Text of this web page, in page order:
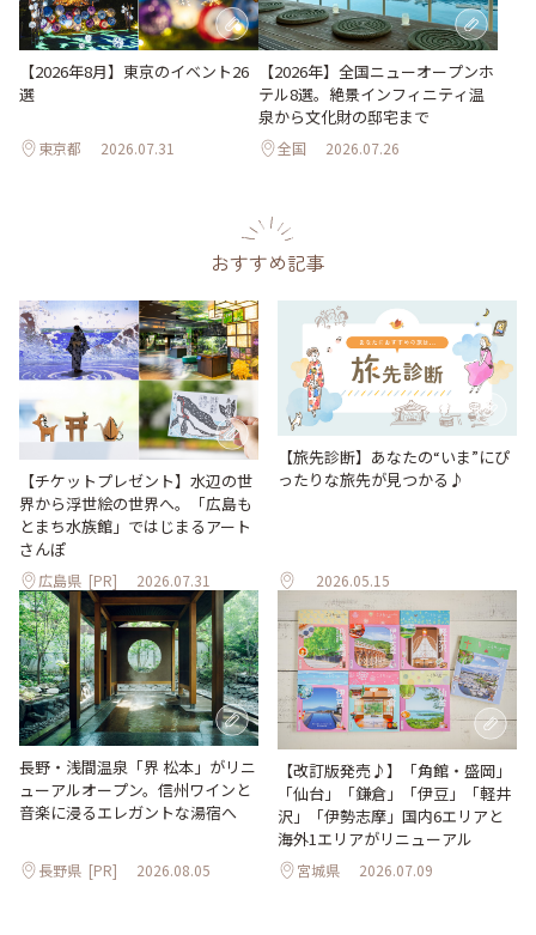
【2026年8月】東京のイベント26
選
東京都 2026.07.31
【2026年】全国ニューオープンホ
テル8選。絶景インフィニティ温
泉から文化財の邸宅まで
全国 2026.07.26
おすすめ記事
【チケットプレゼント】水辺の世
界から浮世絵の世界へ。「広島も
とまち水族館」ではじまるアート
さんぽ
広島県 [PR] 2026.07.31
【旅先診断】あなたの“いま”にぴ
ったりな旅先が見つかる♪
2026.05.15
長野・浅間温泉「界 松本」がリニ
ューアルオープン。信州ワインと
音楽に浸るエレガントな湯宿へ
長野県 [PR] 2026.08.05
【改訂版発売♪】「角館・盛岡」
「仙台」「鎌倉」「伊豆」「軽井
沢」「伊勢志摩」国内6エリアと
海外1エリアがリニューアル
宮城県 2026.07.09